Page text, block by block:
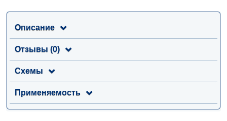
Описание
Отзывы (0)
Схемы
Применяемость